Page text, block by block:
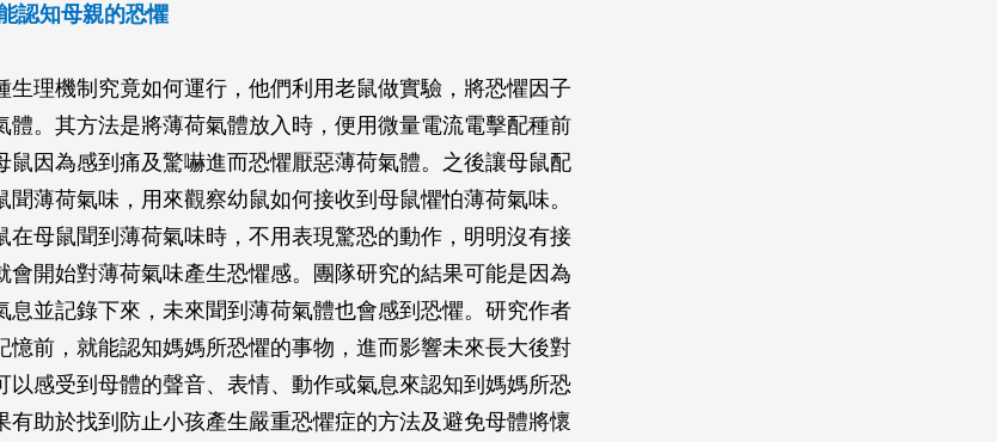
認知母親的恐懼
生理機制究竟如何運行，他們利用老鼠做實驗，將恐懼因子
體。其方法是將薄荷氣體放入時，便用微量電流電擊配種前
鼠因為感到痛及驚嚇進而恐懼厭惡薄荷氣體。之後讓母鼠配
薄荷氣味，用來觀察幼鼠如何接收到母鼠懼怕薄荷氣味。
在母鼠聞到薄荷氣味時，不用表現驚恐的動作，明明沒有接
會開始對薄荷氣味產生恐懼感。團隊研究的結果可能是因為
息並記錄下來，未來聞到薄荷氣體也會感到恐懼。研究作者
憶前，就能認知媽媽所恐懼的事物，進而影響未來長大後對
以感受到母體的聲音、表情、動作或氣息來認知到媽媽所恐
有助於找到防止小孩產生嚴重恐懼症的方法及避免母體將懷